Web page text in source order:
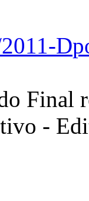
D
Final
-